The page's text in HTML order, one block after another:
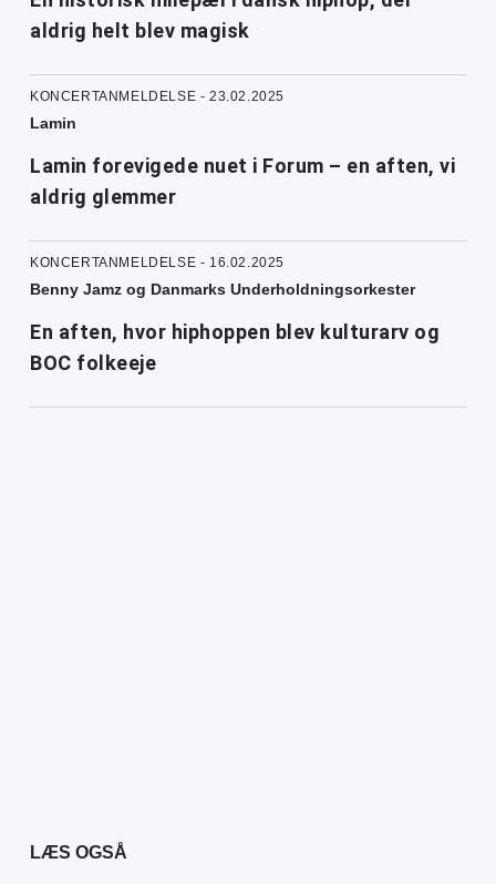
aldrig helt blev magisk
KONCERTANMELDELSE - 23.02.2025
Lamin
Lamin forevigede nuet i Forum – en aften, vi
aldrig glemmer
KONCERTANMELDELSE - 16.02.2025
Benny Jamz og Danmarks Underholdningsorkester
En aften, hvor hiphoppen blev kulturarv og
BOC folkeeje
LÆS OGSÅ